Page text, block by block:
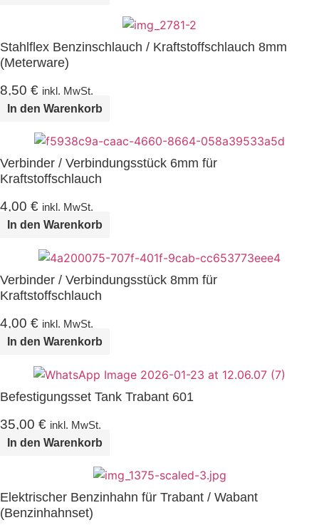
Stahlflex Benzinschlauch / Kraftstoffschlauch 8mm
(Meterware)
8,50 € inkl. MwSt.
In den Warenkorb
Verbinder / Verbindungsstück 6mm für
Kraftstoffschlauch
4,00 € inkl. MwSt.
In den Warenkorb
Verbinder / Verbindungsstück 8mm für
Kraftstoffschlauch
4,00 € inkl. MwSt.
In den Warenkorb
Befestigungsset Tank Trabant 601
35,00 € inkl. MwSt.
In den Warenkorb
Elektrischer Benzinhahn für Trabant / Wabant
(Benzinhahnset)